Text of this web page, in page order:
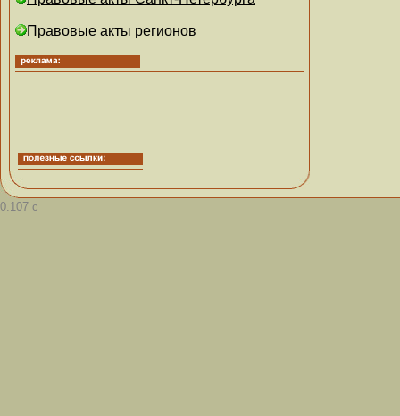
Правовые акты регионов
0.107 с